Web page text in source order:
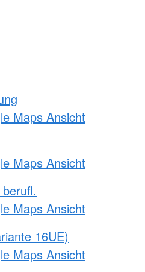
Maps Ansicht
Maps Ansicht
Maps Ansicht
16UE)
Maps Ansicht